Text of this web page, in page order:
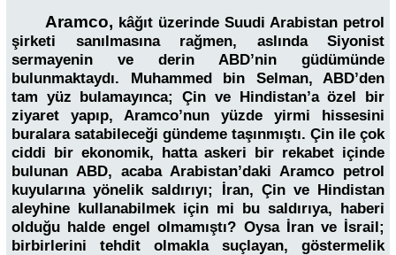
Aramco, kâğıt üzerinde Suudi Arabistan petrol
şirketi sanılmasına rağmen, aslında Siyonist
sermayenin ve derin ABD’nin güdümünde
bulunmaktaydı. Muhammed bin Selman, ABD’den
tam yüz bulamayınca; Çin ve Hindistan’a özel bir
ziyaret yapıp, Aramco’nun yüzde yirmi hissesini
buralara satabileceği gündeme taşınmıştı. Çin ile çok
ciddi bir ekonomik, hatta askeri bir rekabet içinde
bulunan ABD, acaba Arabistan’daki Aramco petrol
kuyularına yönelik saldırıyı; İran, Çin ve Hindistan
aleyhine kullanabilmek için mi bu saldırıya, haberi
olduğu halde engel olmamıştı? Oysa İran ve İsrail;
birbirlerini tehdit olmakla suçlayan, göstermelik